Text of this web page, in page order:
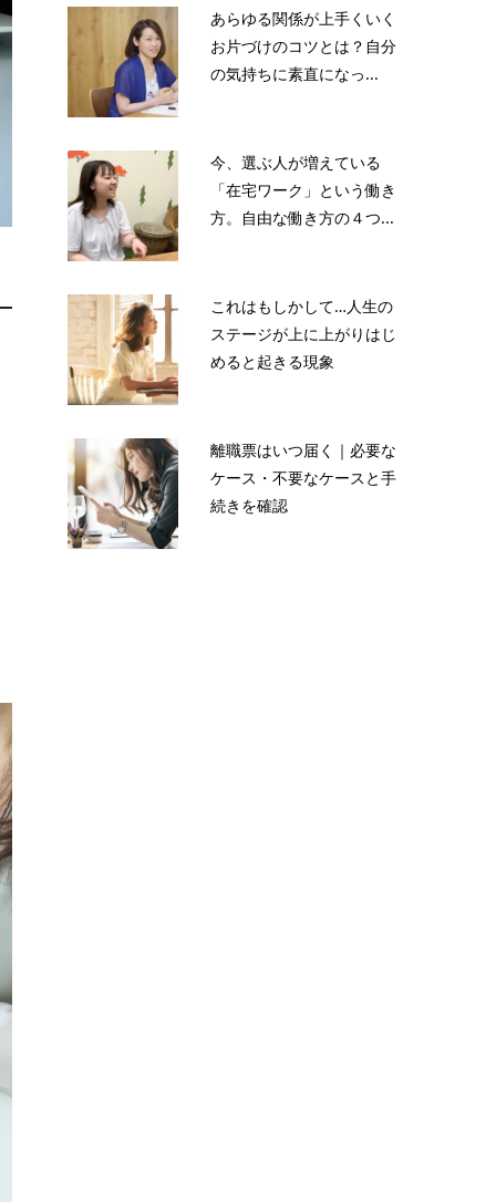
あらゆる関係が上手くいく
お片づけのコツとは？自分
の気持ちに素直になっ...
今、選ぶ人が増えている
「在宅ワーク」という働き
方。自由な働き方の４つ...
これはもしかして…人生の
ステージが上に上がりはじ
めると起きる現象
離職票はいつ届く｜必要な
ケース・不要なケースと手
続きを確認